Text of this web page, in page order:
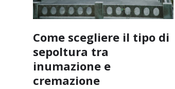
Come scegliere il tipo di
sepoltura tra
inumazione e
cremazione